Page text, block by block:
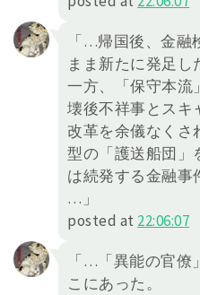
「…帰国後、金融
まま新たに発足し
一方、「保守本流
壊後不祥事とスキ
改革を余儀なくさ
型の「護送船団」
は続発する金融事
…」
posted at 22:06:07
「…「異能の官僚
こにあった。